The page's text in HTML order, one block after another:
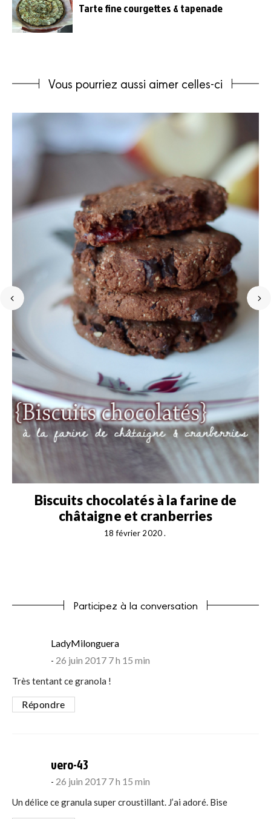
Tarte fine courgettes & tapenade
Vous pourriez aussi aimer celles-ci
Biscuits chocolatés à la farine de
châtaigne et cranberries
18 février 2020
Participez à la conversation
LadyMilonguerasays:
26 juin 2017 7 h 15 min
Très tentant ce granola !
Répondre
vero-43
26 juin 2017 7 h 15 min
Un délice ce granula super croustillant. J’ai adoré. Bise